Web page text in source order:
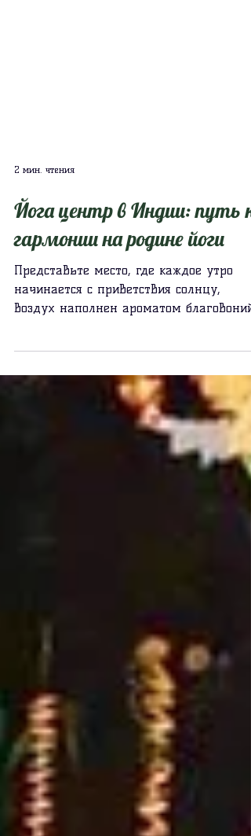
2 мин. чтения
Йога центр в Индии: путь к
гармонии на родине йоги
Представьте место, где каждое утро
начинается с приветствия солнцу,
а Гималаи вдалеке напоминают о...